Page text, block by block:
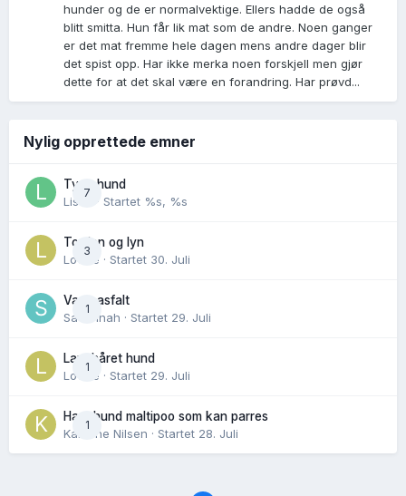
hunder og de er normalvektige. Ellers hadde de også
blitt smitta. Hun får lik mat som de andre. Noen ganger
er det mat fremme hele dagen mens andre dager blir
det spist opp. Har ikke merka noen forskjell men gjør
dette for at det skal være en forandring. Har prøvd...
Nylig opprettede emner
7
Tynn hund
Lisen
· Startet %s, %s
3
Torden og lyn
Lovise · Startet 30. Juli
1
Varm asfalt
Savannah · Startet 29. Juli
1
Langhåret hund
Lovise · Startet 29. Juli
1
Hannhund maltipoo som kan parres
Karoline Nilsen · Startet 28. Juli